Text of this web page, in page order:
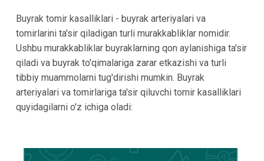
Buyrak tomir kasalliklari - buyrak arteriyalari va
tomirlarini ta'sir qiladigan turli murakkabliklar nomidir.
Ushbu murakkabliklar buyraklarning qon aylanishiga ta'sir
qiladi va buyrak to'qimalariga zarar etkazishi va turli
tibbiy muammolarni tug'dirishi mumkin. Buyrak
arteriyalari va tomirlariga ta'sir qiluvchi tomir kasalliklari
quyidagilarni o'z ichiga oladi: